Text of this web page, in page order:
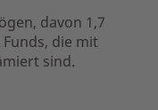
davon 1,7
die mit
sind.